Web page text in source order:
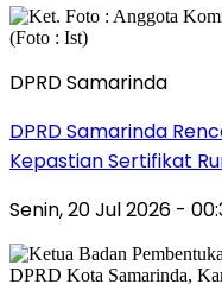
DPRD Samarinda
DPRD Samarinda
Kepastian Sertifikat
Senin, 20 Jul 2026 -